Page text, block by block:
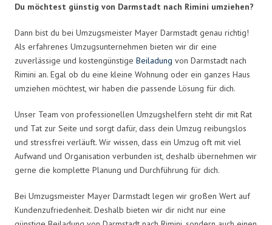
Du möchtest günstig von Darmstadt nach Rimini umziehen?
Dann bist du bei Umzugsmeister Mayer Darmstadt genau richtig!
Als erfahrenes Umzugsunternehmen bieten wir dir eine
zuverlässige und kostengünstige Beiladung von Darmstadt nach
Rimini an. Egal ob du eine kleine Wohnung oder ein ganzes Haus
umziehen möchtest, wir haben die passende Lösung für dich.
Unser Team von professionellen Umzugshelfern steht dir mit Rat
und Tat zur Seite und sorgt dafür, dass dein Umzug reibungslos
und stressfrei verläuft. Wir wissen, dass ein Umzug oft mit viel
Aufwand und Organisation verbunden ist, deshalb übernehmen wir
gerne die komplette Planung und Durchführung für dich.
Bei Umzugsmeister Mayer Darmstadt legen wir großen Wert auf
Kundenzufriedenheit. Deshalb bieten wir dir nicht nur eine